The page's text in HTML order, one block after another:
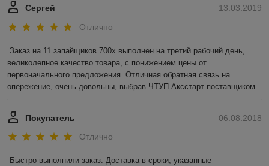
13.03.2019
Сергей
Отлично
Заказ на 11 запайщиков 700х выполнен на третий рабочий день,
великолепное качество товара, с понижением цены от
первоначального предложения. Отличная обратная связь на
опережение, очень довольны, выбрав ЧТУП Аксстарт поставщиком.
06.08.2018
Покупатель
Отлично
Быстро выполнили заказ. Доставка в сроки, указанные